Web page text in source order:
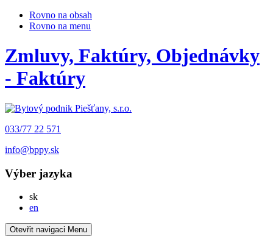
Rovno na obsah
Rovno na menu
Zmluvy, Faktúry, Objednávky
- Faktúry
033/77 22 571
info@bppy.sk
Výber jazyka
skSlovensky
en
Otevřit navigaci Menu